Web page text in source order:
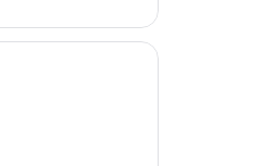
NT$1,829